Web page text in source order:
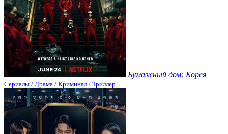
Бумажный дом: Корея
Сериалы / Драма / Криминал / Триллер